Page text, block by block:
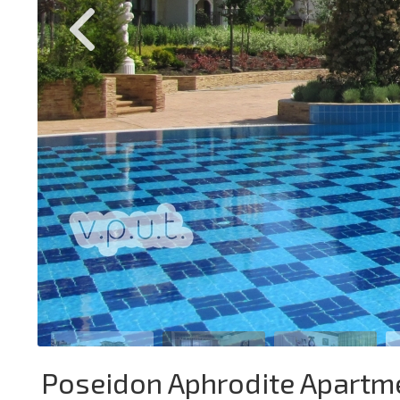
Poseidon Aphrodite